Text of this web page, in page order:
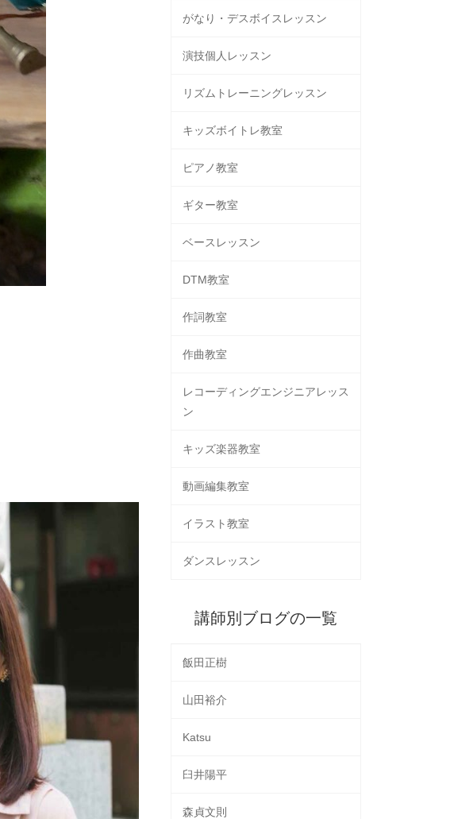
がなり・デスボイスレッスン
演技個人レッスン
リズムトレーニングレッスン
キッズボイトレ教室
ピアノ教室
ギター教室
ベースレッスン
DTM教室
作詞教室
作曲教室
レコーディングエンジニアレッス
ン
キッズ楽器教室
動画編集教室
イラスト教室
ダンスレッスン
講師別ブログの一覧
飯田正樹
山田裕介
Katsu
臼井陽平
森貞文則